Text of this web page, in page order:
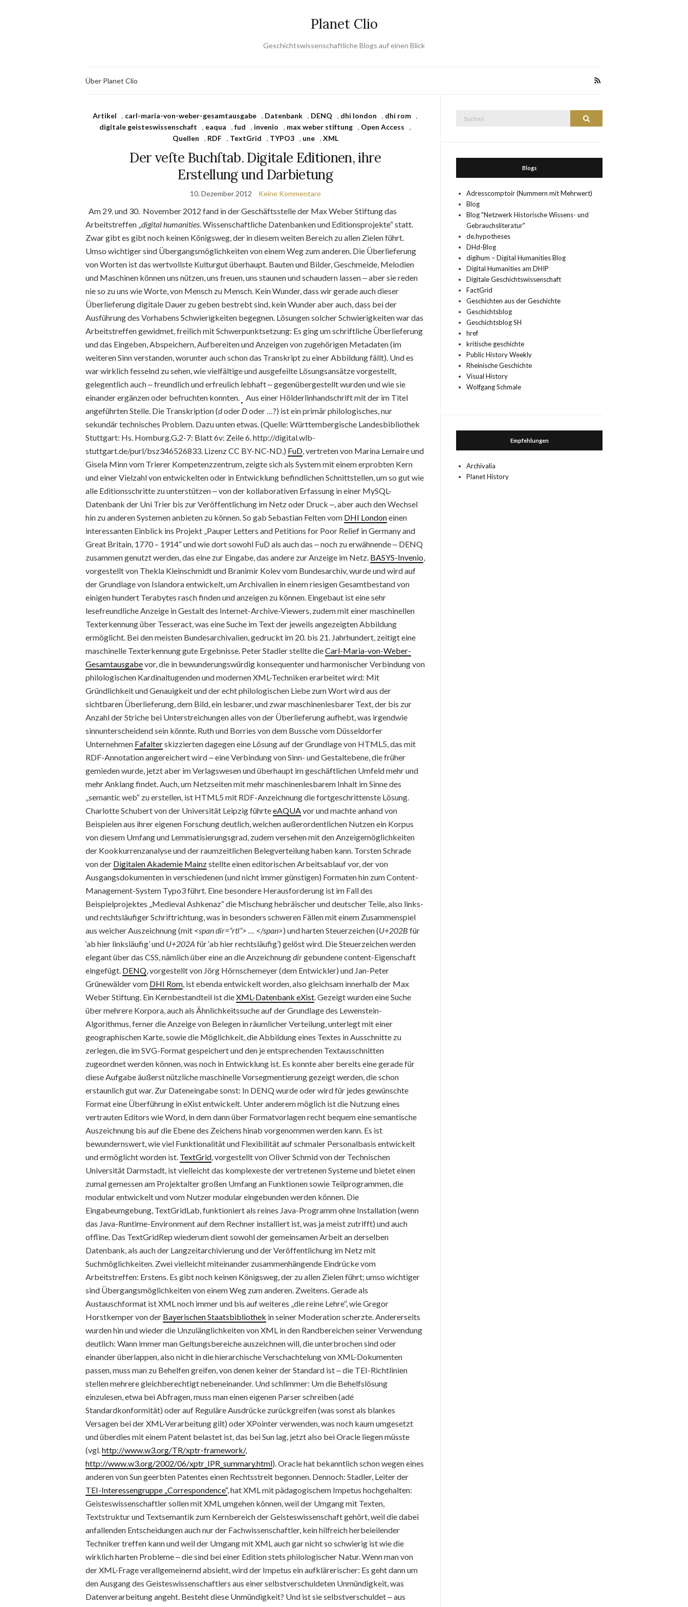
Planet Clio
Geschichtswissenschaftliche Blogs auf einen Blick
Über Planet Clio
Artikel , carl-maria-von-weber-gesamtausgabe , Datenbank , DENQ , dhi london , dhi rom ,
digitale geisteswissenschaft
, eaqua ,fud , invenio , max weber stiftung , Open Access
,
Quellen
, RDF , TextGrid , TYPO3 , une , XML
Der veſte Buchſtab. Digitale Editionen, ihre
Erstellung und Darbietung
10. Dezember 2012 Keine Kommentare
Am 29. und 30. November 2012 fand in der Geschäftsstelle der Max Weber Stiftung das
Arbeitstreffen „digital humanities. Wissenschaftliche Datenbanken und Editionsprojekte“ statt.
Zwar gibt es gibt noch keinen Königsweg, der in diesem weiten Bereich zu allen Zielen führt.
Umso wichtiger sind Übergangsmöglichkeiten von einem Weg zum anderen. Die Überlieferung
von Worten ist das wertvollste Kulturgut überhaupt. Bauten und Bilder, Geschmeide, Melodien
und Maschinen können uns nützen, uns freuen, uns staunen und schaudern lassen ‒ aber sie reden
nie so zu uns wie Worte, von Mensch zu Mensch. Kein Wunder, dass wir gerade auch dieser
Überlieferung digitale Dauer zu geben bestrebt sind, kein Wunder aber auch, dass bei der
Ausführung des Vorhabens Schwierigkeiten begegnen. Lösungen solcher Schwierigkeiten war das
Arbeitstreffen gewidmet, freilich mit Schwerpunktsetzung: Es ging um schriftliche Überlieferung
und das Eingeben, Abspeichern, Aufbereiten und Anzeigen von zugehörigen Metadaten (im
weiteren Sinn verstanden, worunter auch schon das Transkript zu einer Abbildung fällt). Und es
war wirklich fesselnd zu sehen, wie vielfältige und ausgefeilte Lösungsansätze vorgestellt,
gelegentlich auch ‒ freundlich und erfreulich lebhaft ‒ gegenübergestellt wurden und wie sie
einander ergänzen oder befruchten konnten.
Aus einer Hölderlinhandschrift mit der im Titel
angeführten Stelle. Die Transkription (doder Doder …?) ist ein primär philologisches, nur
sekundär technisches Problem. Dazu unten etwas. (Quelle: Württembergische Landesbibliothek
Stuttgart: Hs. Homburg.G,2-7: Blatt 6v: Zeile 6. http://digital.wlb-
stuttgart.de/purl/bsz346526833. Lizenz CC BY-NC-ND.) FuD, vertreten von Marina Lemaire und
Gisela Minn vom Trierer Kompetenzzentrum, zeigte sich als System mit einem erprobten Kern
und einer Vielzahl von entwickelten oder in Entwicklung befindlichen Schnittstellen, um so gut wie
alle Editionsschritte zu unterstützen ‒ von der kollaborativen Erfassung in einer MySQL-
Datenbank der Uni Trier bis zur Veröffentlichung im Netz oder Druck ‒, aber auch den Wechsel
hin zu anderen Systemen anbieten zu können. So gab Sebastian Felten vom DHI Londoneinen
interessanten Einblick ins Projekt „Pauper Letters and Petitions for Poor Relief in Germany and
Great Britain, 1770 – 1914“ und wie dort sowohl FuD als auch das ‒ noch zu erwähnende ‒ DENQ
zusammen genutzt werden, das eine zur Eingabe, das andere zur Anzeige im Netz. BASYS-Invenio,
vorgestellt von Thekla Kleinschmidt und Branimir Kolev vom Bundesarchiv, wurde und wird auf
der Grundlage von Islandora entwickelt, um Archivalien in einem riesigen Gesamtbestand von
einigen hundert Terabytes rasch finden und anzeigen zu können. Eingebaut ist eine sehr
lesefreundliche Anzeige in Gestalt des Internet-Archive-Viewers, zudem mit einer maschinellen
Texterkennung über Tesseract, was eine Suche im Text der jeweils angezeigten Abbildung
ermöglicht. Bei den meisten Bundesarchivalien, gedruckt im 20. bis 21. Jahrhundert, zeitigt eine
maschinelle Texterkennung gute Ergebnisse. Peter Stadler stellte dieCarl-Maria-von-Weber-
Gesamtausgabevor, die in bewunderungswürdig konsequenter und harmonischer Verbindung von
philologischen Kardinaltugenden und modernen XML-Techniken erarbeitet wird: Mit
Gründlichkeit und Genauigkeit und der echt philologischen Liebe zum Wort wird aus der
sichtbaren Überlieferung, dem Bild, ein lesbarer, und zwar maschinenlesbarer Text, der bis zur
Anzahl der Striche bei Unterstreichungen alles von der Überlieferung aufhebt, was irgendwie
sinnunterscheidend sein könnte. Ruth und Borries von dem Bussche vom Düsseldorfer
Unternehmen Fafalterskizzierten dagegen eine Lösung auf der Grundlage von HTML5, das mit
RDF-Annotation angereichert wird ‒ eine Verbindung von Sinn- und Gestaltebene, die früher
gemieden wurde, jetzt aber im Verlagswesen und überhaupt im geschäftlichen Umfeld mehr und
mehr Anklang findet. Auch, um Netzseiten mit mehr maschinenlesbarem Inhalt im Sinne des
„semantic web“ zu erstellen, ist HTML5 mit RDF-Anzeichnung die fortgeschrittenste Lösung.
Charlotte Schubert von der Universität Leipzig führteeAQUAvor und machte anhand von
Beispielen aus ihrer eigenen Forschung deutlich, welchen außerordentlichen Nutzen ein Korpus
von diesem Umfang und Lemmatisierungsgrad, zudem versehen mit den Anzeigemöglichkeiten
der Kookkurrenzanalyse und der raumzeitlichen Belegverteilung haben kann. Torsten Schrade
von der Digitalen Akademie Mainzstellte einen editorischen Arbeitsablauf vor, der von
Ausgangsdokumenten in verschiedenen (und nicht immer günstigen) Formaten hin zum Content-
Management-System Typo3 führt. Eine besondere Herausforderung ist im Fall des
Beispielprojektes „Medieval Ashkenaz“ die Mischung hebräischer und deutscher Teile, also links-
und rechtsläufiger Schriftrichtung, was in besonders schweren Fällen mit einem Zusammenspiel
aus weicher Auszeichnung (mit <span dir=”rtl”> … </span>) und harten Steuerzeichen (U+202B für
‘ab hier linksläufig’ und U+202A für ‘ab hier rechtsläufig’) gelöst wird. Die Steuerzeichen werden
elegant über das CSS, nämlich über eine an die Anzeichnungdirgebundene content-Eigenschaft
eingefügt. DENQ, vorgestellt von Jörg Hörnschemeyer (dem Entwickler) und Jan-Peter
Grünewälder vom DHI Rom, ist ebenda entwickelt worden, also gleichsam innerhalb der Max
Weber Stiftung. Ein Kernbestandteil ist dieXML-Datenbank eXist. Gezeigt wurden eine Suche
über mehrere Korpora, auch als Ähnlichkeitssuche auf der Grundlage des Lewenstein-
Algorithmus, ferner die Anzeige von Belegen in räumlicher Verteilung, unterlegt mit einer
geographischen Karte, sowie die Möglichkeit, die Abbildung eines Textes in Ausschnitte zu
zerlegen, die im SVG-Format gespeichert und den je entsprechenden Textausschnitten
zugeordnet werden können, was noch in Entwicklung ist. Es konnte aber bereits eine gerade für
diese Aufgabe äußerst nützliche maschinelle Vorsegmentierung gezeigt werden, die schon
erstaunlich gut war. Zur Dateneingabe sonst: In DENQ wurde oder wird für jedes gewünschte
Format eine Überführung in eXist entwickelt. Unter anderem möglich ist die Nutzung eines
vertrauten Editors wie Word, in dem dann über Formatvorlagen recht bequem eine semantische
Auszeichnung bis auf die Ebene des Zeichens hinab vorgenommen werden kann. Es ist
bewundernswert, wie viel Funktionalität und Flexibilität auf schmaler Personalbasis entwickelt
und ermöglicht worden ist. TextGrid, vorgestellt von Oliver Schmid von der Technischen
Universität Darmstadt, ist vielleicht das komplexeste der vertretenen Systeme und bietet einen
zumal gemessen am Projektalter großen Umfang an Funktionen sowie Teilprogrammen, die
modular entwickelt und vom Nutzer modular eingebunden werden können. Die
Eingabeumgebung, TextGridLab, funktioniert als reines Java-Programm ohne Installation (wenn
das Java-Runtime-Environment auf dem Rechner installiert ist, was ja meist zutrifft) und auch
offline. Das TextGridRep wiederum dient sowohl der gemeinsamen Arbeit an derselben
Datenbank, als auch der Langzeitarchivierung und der Veröffentlichung im Netz mit
Suchmöglichkeiten. Zwei vielleicht miteinander zusammenhängende Eindrücke vom
Arbeitstreffen: Erstens. Es gibt noch keinen Königsweg, der zu allen Zielen führt; umso wichtiger
sind Übergangsmöglichkeiten von einem Weg zum anderen. Zweitens. Gerade als
Austauschformat ist XML noch immer und bis auf weiteres „die reine Lehre“, wie Gregor
Horstkemper von der Bayerischen Staatsbibliothek in seiner Moderation scherzte. Andererseits
wurden hin und wieder die Unzulänglichkeiten von XML in den Randbereichen seiner Verwendung
deutlich: Wann immer man Geltungsbereiche auszeichnen will, die unterbrochen sind oder
einander überlappen, also nicht in die hierarchische Verschachtelung von XML-Dokumenten
passen, muss man zu Behelfen greifen, von denen keiner der Standard ist ‒ die TEI-Richtlinien
stellen mehrere gleichberechtigt nebeneinander. Und schlimmer: Um die Behelfslösung
einzulesen, etwa bei Abfragen, muss man einen eigenen Parser schreiben (adé
Standardkonformität) oder auf Reguläre Ausdrücke zurückgreifen (was sonst als blankes
Versagen bei der XML-Verarbeitung gilt) oder XPointer verwenden, was noch kaum umgesetzt
und überdies mit einem Patent belastet ist, das bei Sun lag, jetzt also bei Oracle liegen müsste
(vgl.http://www.w3.org/TR/xptr-framework/,
http://www.w3.org/2002/06/xptr_IPR_summary.html). Oracle hat bekanntlich schon wegen eines
anderen von Sun geerbten Patentes einen Rechtsstreit begonnen. Dennoch: Stadler, Leiter der
TEI-Interessengruppe „Correspondence“, hat XML mit pädagogischem Impetus hochgehalten:
Geisteswissenschaftler sollen mit XML umgehen können, weil der Umgang mit Texten,
Textstruktur und Textsemantik zum Kernbereich der Geisteswissenschaft gehört, weil die dabei
anfallenden Entscheidungen auch nur der Fachwissenschaftler, kein hilfreich herbeieilender
Techniker treffen kann und weil der Umgang mit XML auch gar nicht so schwierig ist wie die
wirklich harten Probleme ‒ die sind bei einer Edition stets philologischer Natur. Wenn man von
der XML-Frage verallgemeinernd absieht, wird der Impetus ein aufklärerischer: Es geht dann um
den Ausgang des Geisteswissenschaftlers aus einer selbstverschuldeten Unmündigkeit, was
Datenverarbeitung angeht. Besteht diese Unmündigkeit? Und ist sie selbstverschuldet ‒ aus
Suchen
Blogs
Adresscomptoir (Nummern mit Mehrwert)
Blog
Blog "Netzwerk Historische Wissens- und
Gebrauchsliteratur"
de.hypotheses
DHd-Blog
digihum – Digital Humanities Blog
Digital Humanities am DHIP
Digitale Geschichtswissenschaft
FactGrid
Geschichten aus der Geschichte
Geschichtsblog
Geschichtsblog SH
href
kritische geschichte
Public History Weekly
Rheinische Geschichte
Visual History
Wolfgang Schmale
Empfehlungen
Archivalia
Planet History